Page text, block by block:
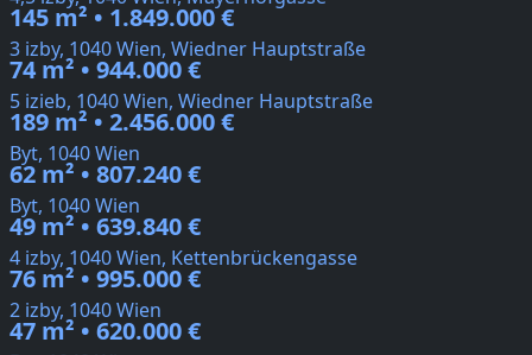
145 m² • 1.849.000 €
3 izby, 1040 Wien, Wiedner Hauptstraße
74 m² • 944.000 €
5 izieb, 1040 Wien, Wiedner Hauptstraße
189 m² • 2.456.000 €
Byt, 1040 Wien
62 m² • 807.240 €
Byt, 1040 Wien
49 m² • 639.840 €
4 izby, 1040 Wien, Kettenbrückengasse
76 m² • 995.000 €
2 izby, 1040 Wien
47 m² • 620.000 €